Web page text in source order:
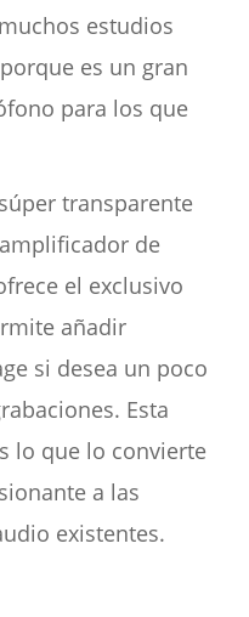
estudios
es un gran
para los que
transparente
de
el exclusivo
añadir
si desea un poco
Esta
lo que lo convierte
a las
existentes.